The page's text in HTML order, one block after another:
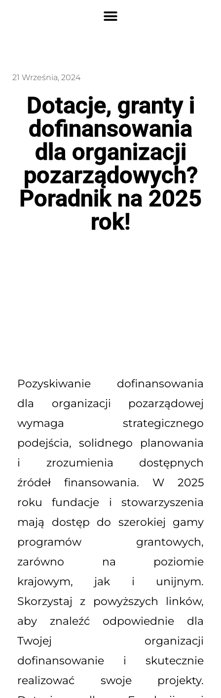
21 Września, 2024
Dotacje, granty i
dofinansowania
dla organizacji
pozarządowych?
Poradnik na 2025
rok!
Pozyskiwanie dofinansowania
dla organizacji pozarządowej
wymaga strategicznego
podejścia, solidnego planowania
i zrozumienia dostępnych
źródeł finansowania. W 2025
roku fundacje i stowarzyszenia
mają dostęp do szerokiej gamy
programów grantowych,
zarówno na poziomie
krajowym, jak i unijnym.
Skorzystaj z powyższych linków,
aby znaleźć odpowiednie dla
Twojej organizacji
dofinansowanie i skutecznie
realizować swoje projekty.